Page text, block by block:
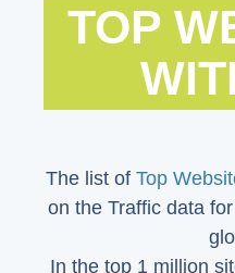
TOP
The list of Top
on the Traffic data
In the top 1 million